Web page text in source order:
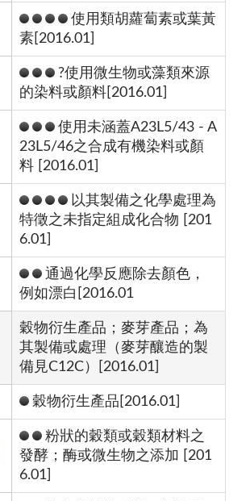
使用類胡蘿蔔素或葉黃
素[2016.01]
?使用微生物或藻類來源
的染料或顏料[2016.01]
使用未涵蓋A23L5/43 - A
23L5/46之合成有機染料或顏
料 [2016.01]
以其製備之化學處理為
特徵之未指定組成化合物 [201
6.01]
通過化學反應除去顏色，
例如漂白[2016.01
穀物衍生產品；麥芽產品；為
其製備或處理（麥芽釀造的製
備見C12C）[2016.01]
穀物衍生產品[2016.01]
粉狀的穀類或穀類材料之
發酵；酶或微生物之添加 [201
6.01]